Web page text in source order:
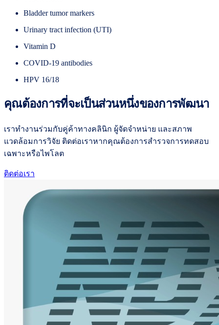
Bladder tumor markers
Urinary tract infection (UTI)
Vitamin D
COVID-19 antibodies
HPV 16/18
คุณต้องการที่จะเป็นส่วนหนึ่งของการพัฒนา
เราทำงานร่วมกับคู่ค้าทางคลินิก ผู้จัดจำหน่าย และสภาพ
แวดล้อมการวิจัย ติดต่อเราหากคุณต้องการสำรวจการทดสอบ
เฉพาะหรือไพโลต
ติดต่อเรา